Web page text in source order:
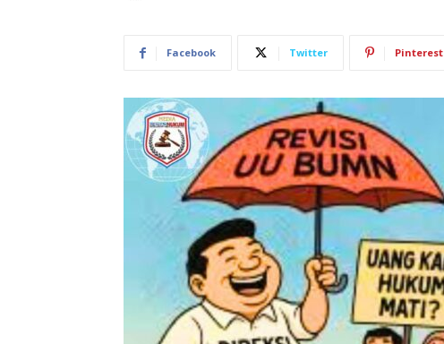
Facebook Twitter Pinterest